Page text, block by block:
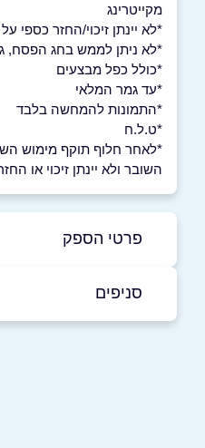
מקייטרינג
*לא יינתן זיכוי/החזר כספי
*לא ניתן לממש בחג הפסח,
*כולל כפל מבצעים
*עד גמר המלאי
*התמונות להמחשה בלבד
*ט.ל.ח
*לאחר חלוף תוקף מימוש
השובר ולא יינתן זיכוי או
פרטי הספק
סניפים